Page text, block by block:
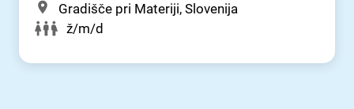
Gradišče pri Materiji, Slovenija
ž/m/d